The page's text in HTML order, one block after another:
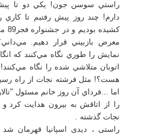
راستي سوسن جون! يکي دو تا
دارم! چند روز پيش رفتيم تا
معرض بازبيني قرار دهيم.
نمايش را طوري نگاه مي‌کنند که
اتوبان متلاشي شده را نگاه
هست؟! مثل فرشته نجات از راه
اما ...فرداي آن روز خانم مسئول
را از اتاقش به بيرون هدايت کرد
نجات گذشته .
راستی ، دیدی اسپانیا قهرمان شد